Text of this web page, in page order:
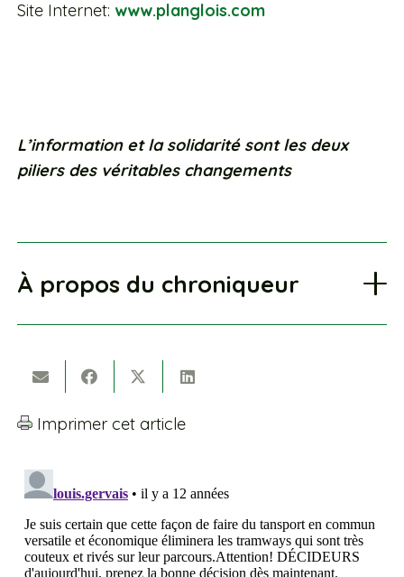
Site Internet: www.planglois.com
L’information et la solidarité sont les deux
piliers des véritables changements
À propos du chroniqueur
Imprimer cet article